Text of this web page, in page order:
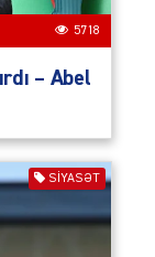
5718
– Abel
SIYASƏT